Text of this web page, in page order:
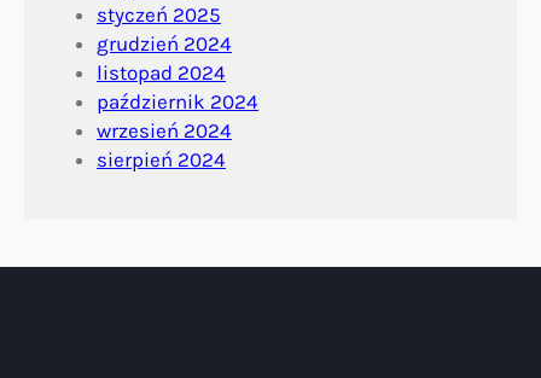
styczeń 2025
grudzień 2024
listopad 2024
październik 2024
wrzesień 2024
sierpień 2024